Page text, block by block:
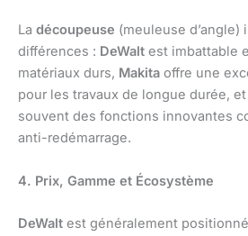
La découpeuse (meuleuse d’angle)
différences : DeWalt est imbattable
matériaux durs, Makita offre une
pour les travaux de longue durée, et
souvent des fonctions innovantes
anti-redémarrage.
4. Prix, Gamme et Écosystème
DeWalt est généralement